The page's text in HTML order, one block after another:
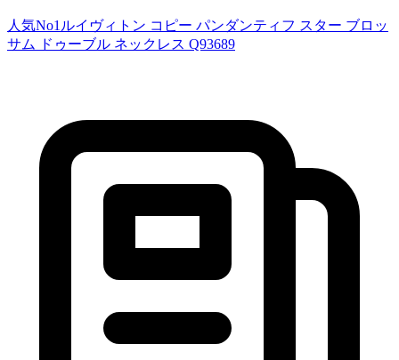
人気No1ルイヴィトン コピー パンダンティフ スター ブロッ
サム ドゥーブル ネックレス Q93689